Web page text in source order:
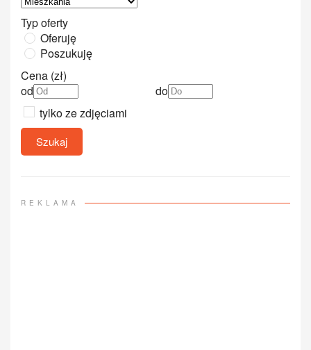
Typ oferty
Oferuję
Poszukuję
Cena (zł)
od
do
tylko ze zdjęciami
Szukaj
REKLAMA